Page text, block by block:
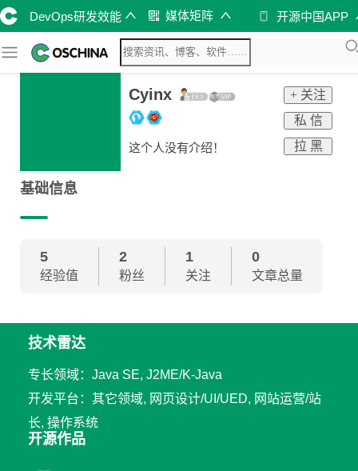
DevOps研发效能 媒体矩阵 开源中国APP
Cyinx
这个人没有介绍！
+ 关注
私 信
拉 黑
基础信息
5
经验值
2
粉丝
1
关注
0
文章总量
技术雷达
专长领域：Java SE, J2ME/K-Java
开发平台：其它领域, 网页设计/UI/UED, 网站运营/站
长, 操作系统
开源作品